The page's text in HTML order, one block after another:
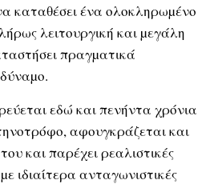
καταθέσει ένα ολοκληρωµένο
λειτουργική και µεγάλη
πραγµατικά
εδώ και πενήντα χρόνια
αφουγκράζεται και
και παρέχει ρεαλιστικές
ιδιαίτερα ανταγωνιστικές